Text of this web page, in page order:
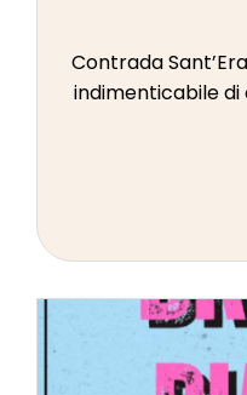
Contrada
indimenticabile